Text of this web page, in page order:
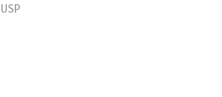
USP